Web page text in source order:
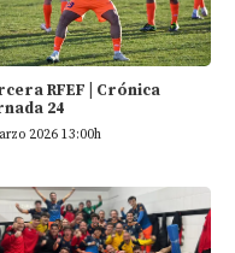
RFEF | Crónica
24
2026 13:00h